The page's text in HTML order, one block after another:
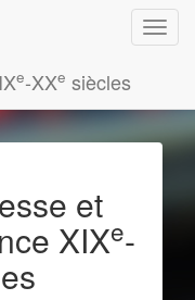
e-XXe siècles
et
XIXe-